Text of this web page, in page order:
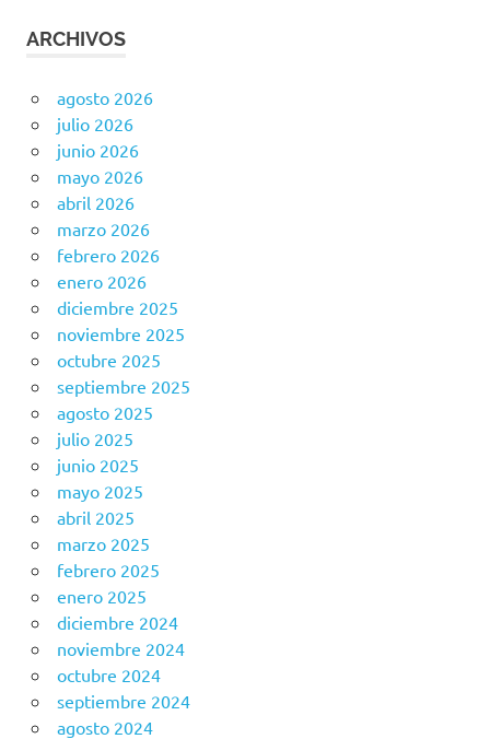
ARCHIVOS
agosto 2026
julio 2026
junio 2026
mayo 2026
abril 2026
marzo 2026
febrero 2026
enero 2026
diciembre 2025
noviembre 2025
octubre 2025
septiembre 2025
agosto 2025
julio 2025
junio 2025
mayo 2025
abril 2025
marzo 2025
febrero 2025
enero 2025
diciembre 2024
noviembre 2024
octubre 2024
septiembre 2024
agosto 2024